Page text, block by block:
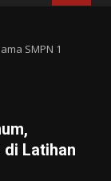
SMPN 1
di Latihan